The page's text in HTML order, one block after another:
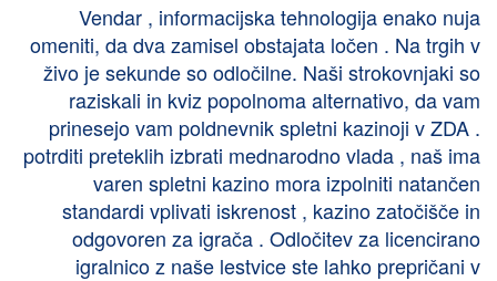
Vendar , informacijska tehnologija enako nuja
omeniti, da dva zamisel obstajata ločen . Na trgih v
živo je sekunde so odločilne. Naši strokovnjaki so
raziskali in kviz popolnoma alternativo, da vam
prinesejo vam poldnevnik spletni kazinoji v ZDA .
potrditi preteklih izbrati mednarodno vlada , naš ima
varen spletni kazino mora izpolniti natančen
standardi vplivati iskrenost , kazino zatočišče in
odgovoren za igrača . Odločitev za licencirano
igralnico z naše lestvice ste lahko prepričani v